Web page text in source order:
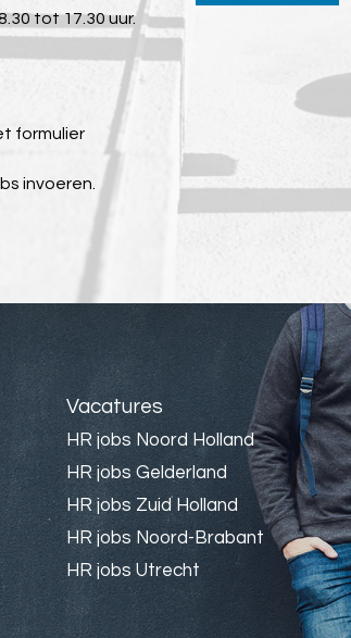
tot 17.30 uur.
formulier
invoeren.
Vacatures
HR jobs Noord Holland
HR jobs Gelderland
HR jobs Zuid Holland
HR jobs Noord-Brabant
HR jobs Utrecht